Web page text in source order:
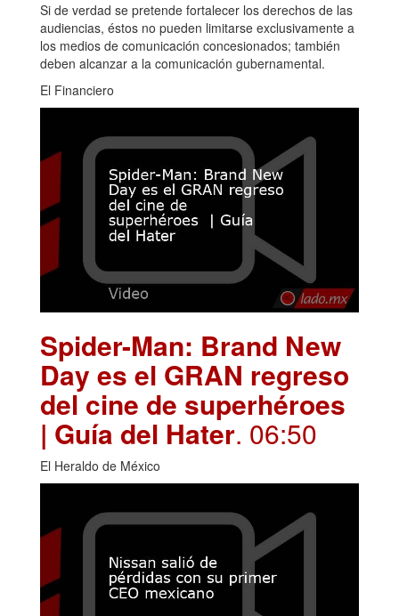
Si de verdad se pretende fortalecer los derechos de las
audiencias, éstos no pueden limitarse exclusivamente a
los medios de comunicación concesionados; también
deben alcanzar a la comunicación gubernamental.
El Financiero
Spider-Man: Brand New
Day es el GRAN regreso
del cine de superhéroes
| Guía del Hater. 06:50
El Heraldo de México